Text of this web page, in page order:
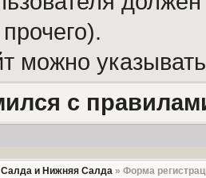
можно
с
и Нижняя Салда» Форма